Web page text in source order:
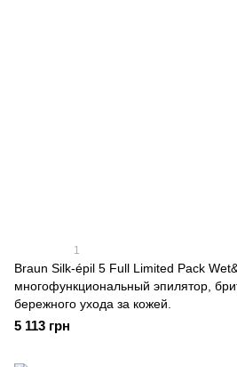
1
Braun Silk-épil 5 Full Limited Pack
многофункциональный эпилятор,
бережного ухода за кожей.
5 113 грн